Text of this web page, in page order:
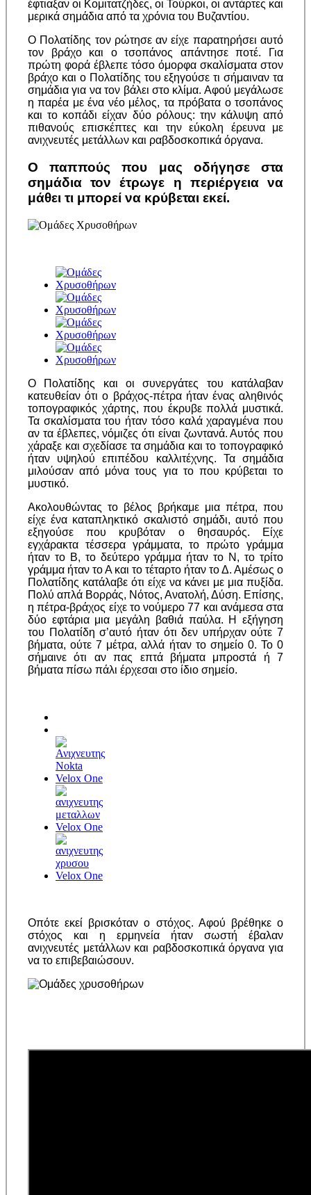
έφτιαξαν οι Κομιτατζήδες, οι Τούρκοι, οι αντάρτες και
μερικά σημάδια από τα χρόνια του Βυζαντίου.
Ο Πολατίδης τον ρώτησε αν είχε παρατηρήσει αυτό
τον βράχο και ο τσοπάνος απάντησε ποτέ. Για
πρώτη φορά έβλεπε τόσο όμορφα σκαλίσματα στον
βράχο και ο Πολατίδης του εξηγούσε τι σήμαιναν τα
σημάδια για να τον βάλει στο κλίμα. Αφού μεγάλωσε
η παρέα με ένα νέο μέλος, τα πρόβατα ο τσοπάνος
και το κοπάδι είχαν δύο ρόλους: την κάλυψη από
πιθανούς επισκέπτες και την εύκολη έρευνα με
ανιχνευτές μετάλλων και ραβδοσκοπικά όργανα.
Ο παππούς που μας οδήγησε στα
σημάδια τον έτρωγε η περιέργεια να
μάθει τι μπορεί να κρύβεται εκεί.
Ο Πολατίδης και οι συνεργάτες του κατάλαβαν
κατευθείαν ότι ο βράχος-πέτρα ήταν ένας αληθινός
τοπογραφικός χάρτης, που έκρυβε πολλά μυστικά.
Τα σκαλίσματα του ήταν τόσο καλά χαραγμένα που
αν τα έβλεπες, νόμιζες ότι είναι ζωντανά. Αυτός που
χάραξε και σχεδίασε τα σημάδια και το τοπογραφικό
ήταν υψηλού επιπέδου καλλιτέχνης. Τα σημάδια
μιλούσαν από μόνα τους για το που κρύβεται το
μυστικό.
Ακολουθώντας το βέλος βρήκαμε μια πέτρα, που
είχε ένα καταπληκτικό σκαλιστό σημάδι, αυτό που
εξηγούσε που κρυβόταν ο θησαυρός. Είχε
εγχάρακτα τέσσερα γράμματα, το πρώτο γράμμα
ήταν το Β, το δεύτερο γράμμα ήταν το Ν, το τρίτο
γράμμα ήταν το Α και το τέταρτο ήταν το Δ. Αμέσως ο
Πολατίδης κατάλαβε ότι είχε να κάνει με μια πυξίδα.
Πολύ απλά Βορράς, Νότος, Ανατολή, Δύση. Επίσης,
η πέτρα-βράχος είχε το νούμερο 77 και ανάμεσα στα
δύο εφτάρια μια μεγάλη βαθιά παύλα. Η εξήγηση
του Πολατίδη σ’αυτό ήταν ότι δεν υπήρχαν ούτε 7
βήματα, ούτε 7 μέτρα, αλλά ήταν το σημείο 0. Το 0
σήμαινε ότι αν πας επτά βήματα μπροστά ή 7
βήματα πίσω πάλι έρχεσαι στο ίδιο σημείο.
Οπότε εκεί βρισκόταν ο στόχος. Αφού βρέθηκε ο
στόχος και η ερμηνεία ήταν σωστή έβαλαν
ανιχνευτές μετάλλων και ραβδοσκοπικά όργανα για
να το επιβεβαιώσουν.